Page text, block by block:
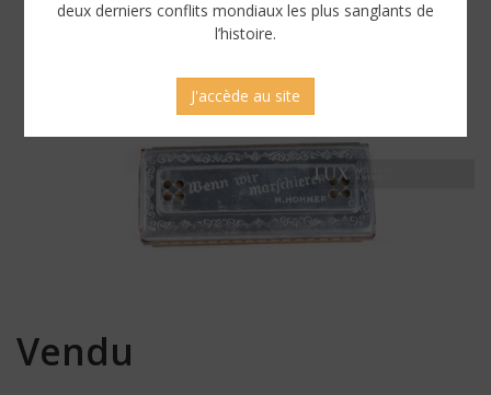
Vendu
deux derniers conflits mondiaux les plus sanglants de
l’histoire.
J'accède au site